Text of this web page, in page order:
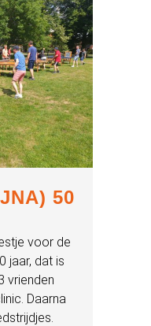
50
voor de
jaar, dat is
vrienden
Daarna